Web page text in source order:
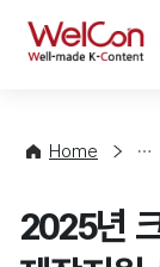
WelCon
Home
사
청
2025년